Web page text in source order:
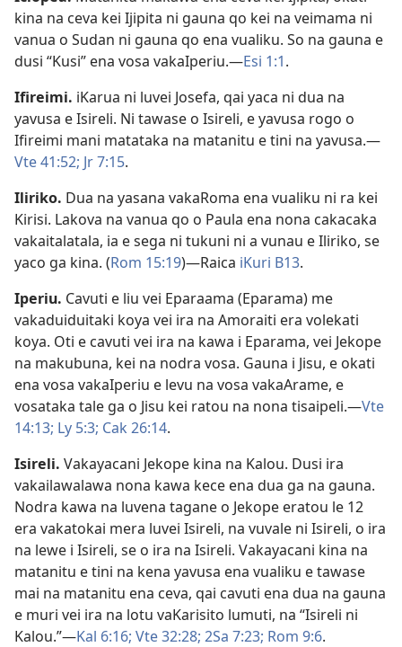
kina na ceva kei Ijipita ni gauna qo kei na veimama ni
vanua o Sudan ni gauna qo ena vualiku. So na gauna e
dusi “Kusi” ena vosa vakaIperiu.​—Esi 1:1.
Ifireimi. iKarua ni luvei Josefa, qai yaca ni dua na
yavusa e Isireli. Ni tawase o Isireli, e yavusa rogo o
Ifireimi mani matataka na matanitu e tini na yavusa.​—
Vte 41:52; Jr 7:15.
Iliriko. Dua na yasana vakaRoma ena vualiku ni ra kei
Kirisi. Lakova na vanua qo o Paula ena nona cakacaka
vakaitalatala, ia e sega ni tukuni ni a vunau e Iliriko, se
yaco ga kina. (Rom 15:19)​—Raica iKuri B13.
Iperiu. Cavuti e liu vei Eparaama (Eparama) me
vakaduiduitaki koya vei ira na Amoraiti era volekati
koya. Oti e cavuti vei ira na kawa i Eparama, vei Jekope
na makubuna, kei na nodra vosa. Gauna i Jisu, e okati
ena vosa vakaIperiu e levu na vosa vakaArame, e
vosataka tale ga o Jisu kei ratou na nona tisaipeli.​—Vte
14:13; Ly 5:3; Cak 26:14.
Isireli. Vakayacani Jekope kina na Kalou. Dusi ira
vakailawalawa nona kawa kece ena dua ga na gauna.
Nodra kawa na luvena tagane o Jekope eratou le 12
era vakatokai mera luvei Isireli, na vuvale ni Isireli, o ira
na lewe i Isireli, se o ira na Isireli. Vakayacani kina na
matanitu e tini na kena yavusa ena vualiku e tawase
mai na matanitu ena ceva, qai cavuti ena dua na gauna
e muri vei ira na lotu vaKarisito lumuti, na “Isireli ni
Kalou.”​—Kal 6:16; Vte 32:28; 2Sa 7:23; Rom 9:6.